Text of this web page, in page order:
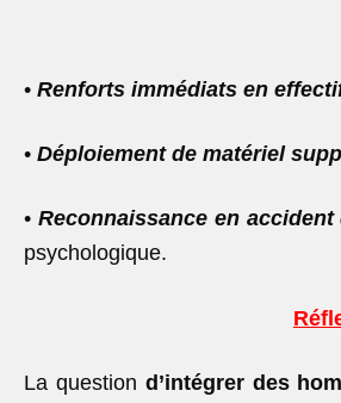
• Renforts immédiats en
• Déploiement de matériel
• Reconnaissance en accident
psychologique.
La question d’intégrer des